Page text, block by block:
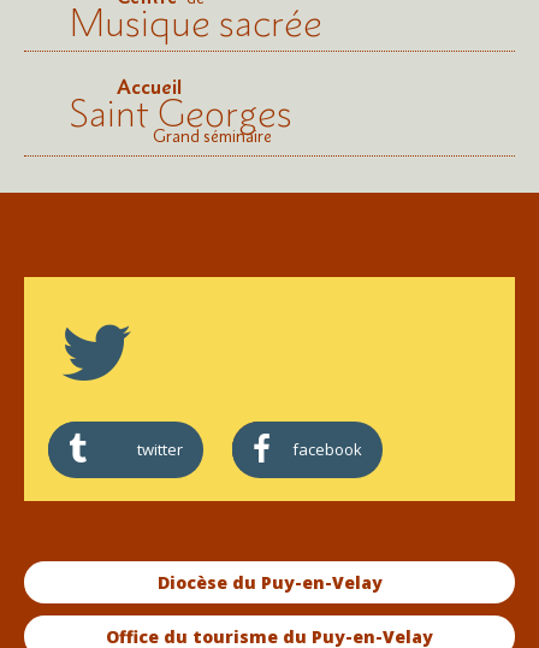
Musique sacrée
Accueil
Saint Georges
Grand séminaire
twitter facebook
Diocèse du Puy-en-Velay
Office du tourisme du Puy-en-Velay